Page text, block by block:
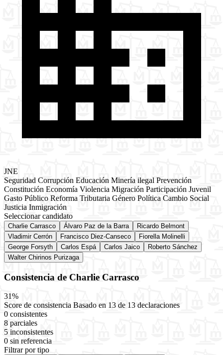
JNE
Seguridad Corrupción Educación Minería ilegal Prevención
Constitución Economía Violencia Migración Participación Juvenil
Gasto Público Reforma Tributaria Género Política Cambio Social
Justicia Inmigración
Seleccionar candidato
Charlie Carrasco Álvaro Paz de la Barra
Ricardo Belmont
Vladimir Cerrón
Francisco Diez-Canseco
Fiorella Molinelli
George Forsyth
Carlos Espá Carlos Jaico
Roberto Sánchez
Walter Chirinos Purizaga
Consistencia de Charlie Carrasco
31%
Score de consistencia Basado en 13 de 13 declaraciones
0 consistentes
8 parciales
5 inconsistentes
0 sin referencia
Filtrar por tipo